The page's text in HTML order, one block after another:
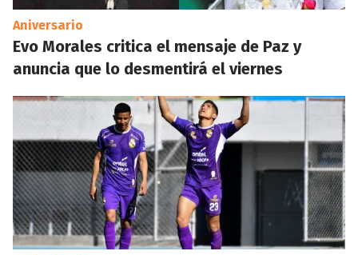
Aniversario
Evo Morales critica el mensaje de Paz y
anuncia que lo desmentirá el viernes